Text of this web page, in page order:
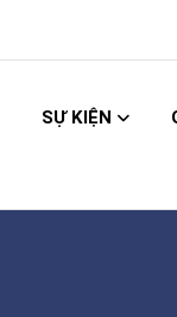
SỰ KIỆN